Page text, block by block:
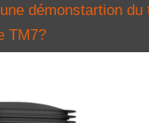
démonstartion du
TM7?